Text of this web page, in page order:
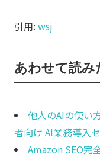
引用: wsj
あわせて読み
他人のAIの使い
者向け AI業務導入
Amazon SEO完